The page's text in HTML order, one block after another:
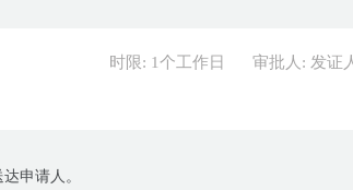
时限: 1个工作日 审批人: 发证
申请人。